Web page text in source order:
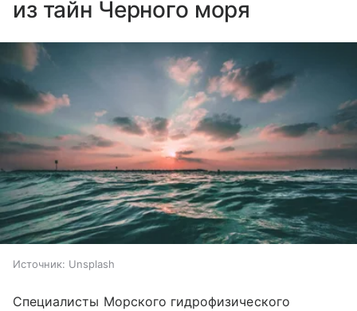
из тайн Черного моря
Источник: Unsplash
Специалисты Морского гидрофизического